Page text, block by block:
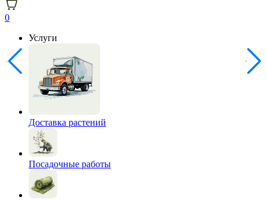
0
Услуги
Доставка растений
Посадочные работы